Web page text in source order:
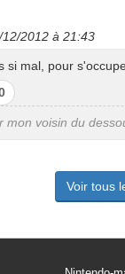
12/2012 à 21:43
si mal, pour
mon voisin du
Voir tous